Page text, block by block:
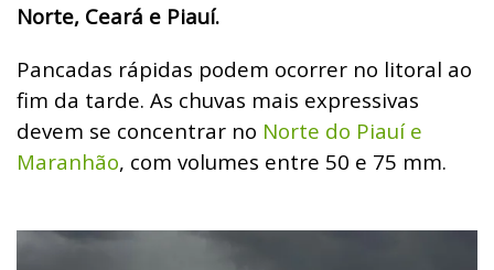
Norte, Ceará e Piauí.
Pancadas rápidas podem ocorrer no litoral ao
fim da tarde. As chuvas mais expressivas
devem se concentrar no Norte do Piauí e
Maranhão, com volumes entre 50 e 75 mm.